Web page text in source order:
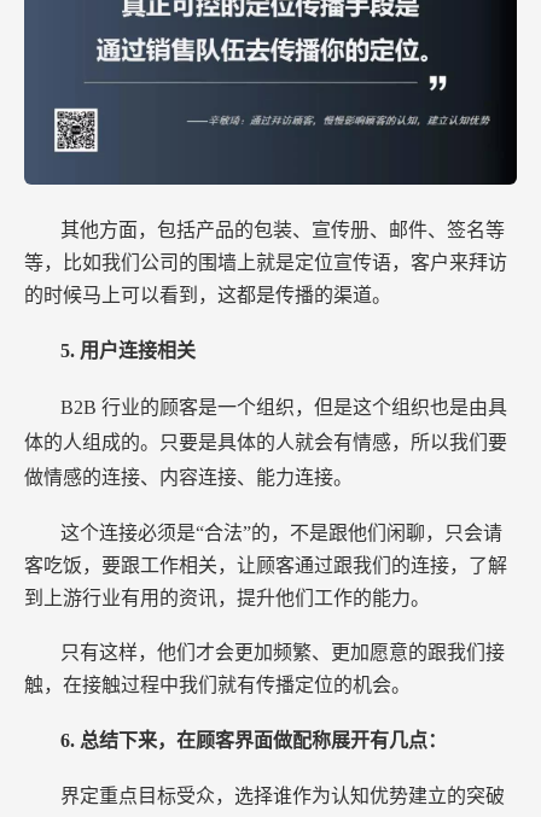
其他方面，包括产品的包装、宣传册、邮件、签名等
等，比如我们公司的围墙上就是定位宣传语，客户来拜访
的时候马上可以看到，这都是传播的渠道。
5. 用户连接相关
B2B行业的顾客是一个组织，但是这个组织也是由具
体的人组成的。只要是具体的人就会有情感，所以我们要
做情感的连接、内容连接、能力连接。
这个连接必须是“合法”的，不是跟他们闲聊，只会请
客吃饭，要跟工作相关，让顾客通过跟我们的连接，了解
到上游行业有用的资讯，提升他们工作的能力。
只有这样，他们才会更加频繁、更加愿意的跟我们接
触，在接触过程中我们就有传播定位的机会。
6. 总结下来，在顾客界面做配称展开有几点：
界定重点目标受众，选择谁作为认知优势建立的突破